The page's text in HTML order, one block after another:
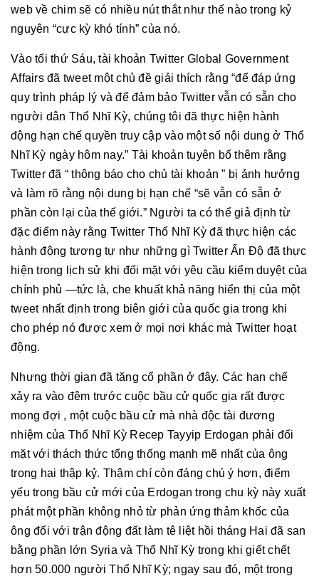
web về chim sẽ có nhiều nút thắt như thế nào trong kỷ
nguyên “cực kỳ khó tính” của nó.
Vào tối thứ Sáu, tài khoản Twitter Global Government
Affairs đã tweet một chủ đề giải thích rằng “để đáp ứng
quy trình pháp lý và để đảm bảo Twitter vẫn có sẵn cho
người dân Thổ Nhĩ Kỳ, chúng tôi đã thực hiện hành
động hạn chế quyền truy cập vào một số nội dung ở Thổ
Nhĩ Kỳ ngày hôm nay.” Tài khoản tuyên bố thêm rằng
Twitter đã “ thông báo cho chủ tài khoản ” bị ảnh hưởng
và làm rõ rằng nội dung bị hạn chế “sẽ vẫn có sẵn ở
phần còn lại của thế giới.” Người ta có thể giả định từ
đặc điểm này rằng Twitter Thổ Nhĩ Kỳ đã thực hiện các
hành động tương tự như những gì Twitter Ấn Độ đã thực
hiện trong lịch sử khi đối mặt với yêu cầu kiểm duyệt của
chính phủ —tức là, che khuất khả năng hiển thị của một
tweet nhất định trong biên giới của quốc gia trong khi
cho phép nó được xem ở mọi nơi khác mà Twitter hoạt
động.
Nhưng thời gian đã tăng cổ phần ở đây. Các hạn chế
xảy ra vào đêm trước cuộc bầu cử quốc gia rất được
mong đợi , một cuộc bầu cử mà nhà độc tài đương
nhiệm của Thổ Nhĩ Kỳ Recep Tayyip Erdogan phải đối
mặt với thách thức tổng thống mạnh mẽ nhất của ông
trong hai thập kỷ. Thậm chí còn đáng chú ý hơn, điểm
yếu trong bầu cử mới của Erdogan trong chu kỳ này xuất
phát một phần không nhỏ từ phản ứng thảm khốc của
ông đối với trận động đất làm tê liệt hồi tháng Hai đã san
bằng phần lớn Syria và Thổ Nhĩ Kỳ trong khi giết chết
hơn 50.000 người Thổ Nhĩ Kỳ; ngay sau đó, một trong